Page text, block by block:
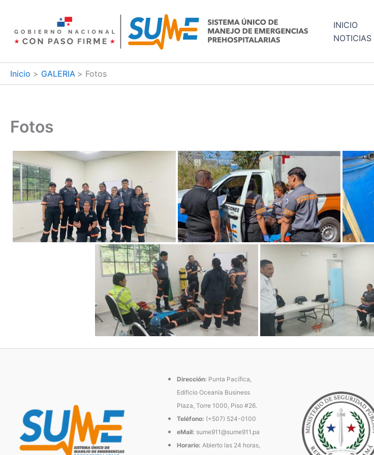
contenido
INICIO
NOTICIAS
Inicio GALERIA Fotos
Fotos
Dirección: Punta Pacífica,
Edificio Oceanía Business
Plaza, Torre 1000, Piso #26.
Teléfono: (+507) 524-0100
eMail: sume911@sume911.pa
Horario: Abierto las 24 horas,